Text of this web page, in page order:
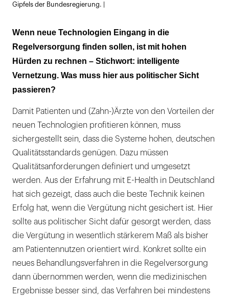
Gipfels der Bundesregierung. |
Wenn neue Technologien Eingang in die
Regelversorgung finden sollen, ist mit hohen
Hürden zu rechnen – Stichwort: intelligente
Vernetzung. Was muss hier aus politischer Sicht
passieren?
Damit Patienten und (Zahn-)Ärzte von den Vorteilen der
neuen Technologien profitieren können, muss
sichergestellt sein, dass die Systeme hohen, deutschen
Qualitätsstandards genügen. Dazu müssen
Qualitätsanforderungen definiert und umgesetzt
werden. Aus der Erfahrung mit E-Health in Deutschland
hat sich gezeigt, dass auch die beste Technik keinen
Erfolg hat, wenn die Vergütung nicht gesichert ist. Hier
sollte aus politischer Sicht dafür gesorgt werden, dass
die Vergütung in wesentlich stärkerem Maß als bisher
am Patientennutzen orientiert wird. Konkret sollte ein
neues Behandlungsverfahren in die Regelversorgung
dann übernommen werden, wenn die medizinischen
Ergebnisse besser sind, das Verfahren bei mindestens